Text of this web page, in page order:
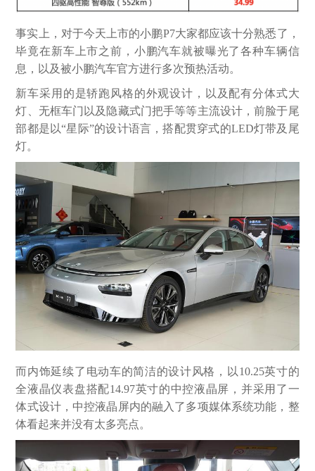
事实上，对于今天上市的小鹏P7大家都应该十分熟悉了，
毕竟在新车上市之前，小鹏汽车就被曝光了各种车辆信
息，以及被小鹏汽车官方进行多次预热活动。
新车采用的是轿跑风格的外观设计，以及配有分体式大
灯、无框车门以及隐藏式门把手等等主流设计，前脸于尾
部都是以“星际”的设计语言，搭配贯穿式的LED灯带及尾
灯。
而内饰延续了电动车的简洁的设计风格，以10.25英寸的
全液晶仪表盘搭配14.97英寸的中控液晶屏，并采用了一
体式设计，中控液晶屏内的融入了多项媒体系统功能，整
体看起来并没有太多亮点。